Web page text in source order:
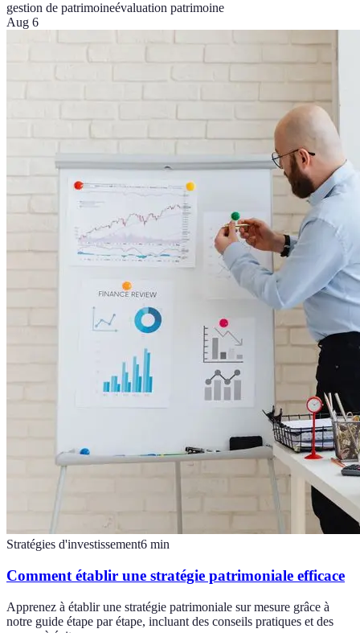
gestion de patrimoineévaluation patrimoine
Aug 6
Stratégies d'investissement6 min
Comment établir une stratégie patrimoniale efficace
Apprenez à établir une stratégie patrimoniale sur mesure grâce à
notre guide étape par étape, incluant des conseils pratiques et des